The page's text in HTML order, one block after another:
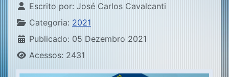
Detalhes
Escrito por: José Carlos Cavalcanti
Categoria: 2021
Publicado: 05 Dezembro 2021
Acessos: 2431